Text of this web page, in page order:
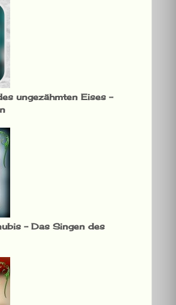
ungezähmten Eises –
– Das Singen des